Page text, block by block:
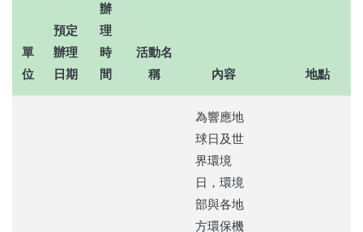
單
位
預定
辦理
日期
辦
理
時
間
活動名
稱
內容 地點
為響應地
球日及世
界環境
日，環境
部與各地
方環保機